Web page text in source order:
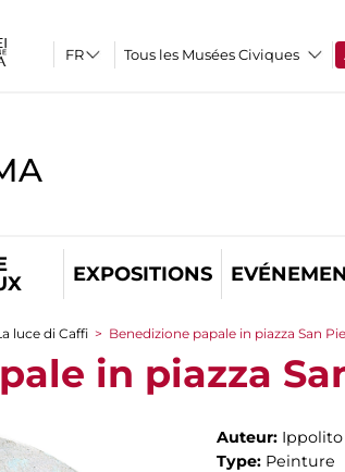
Tous les Musées Civiques
EXPOSITIONS
luce di Caffi > Benedizione papale in piazza San
in piazza
Auteur: Ippolito
Type: Peinture